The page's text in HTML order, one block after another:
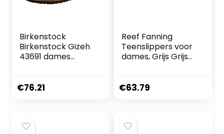
Birkenstock
Birkenstock Gizeh
43691 dames
€76.21
Reef Fanning
Teenslippers voor
dames, Grijs Grijs
€63.79